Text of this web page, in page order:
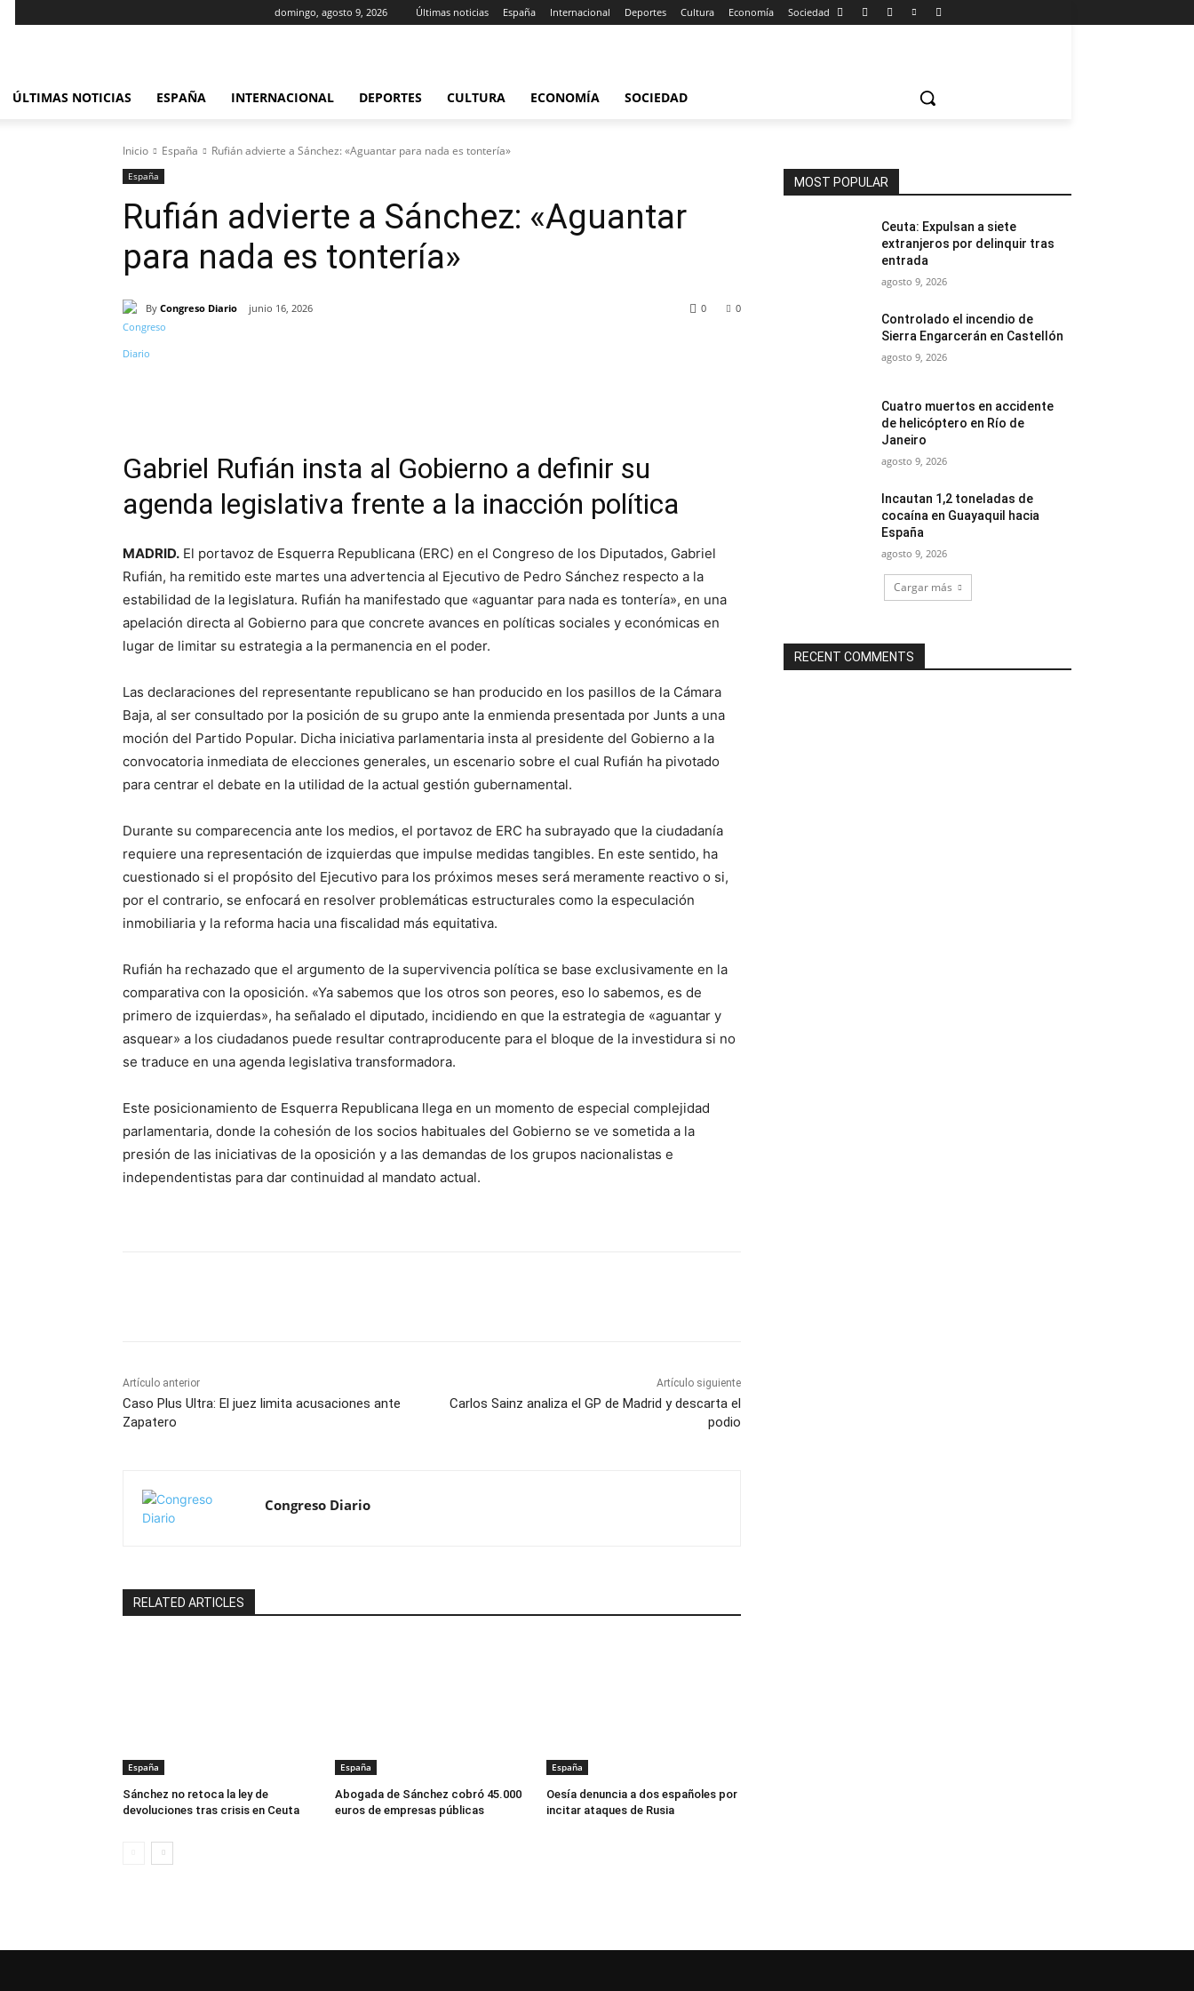
domingo, agosto 9, 2026 Últimas noticias España Internacional Deportes Cultura Economía Sociedad
ÚLTIMAS NOTICIAS ESPAÑA INTERNACIONAL DEPORTES CULTURA ECONOMÍA SOCIEDAD
Inicio España Rufián advierte a Sánchez: «Aguantar para nada es tontería»
España
Rufián advierte a Sánchez: «Aguantar
para nada es tontería»
By Congreso Diario junio 16, 2026 0
0
Gabriel Rufián insta al Gobierno a definir su
agenda legislativa frente a la inacción política
MADRID. El portavoz de Esquerra Republicana (ERC) en el Congreso de los Diputados, Gabriel
Rufián, ha remitido este martes una advertencia al Ejecutivo de Pedro Sánchez respecto a la
estabilidad de la legislatura. Rufián ha manifestado que «aguantar para nada es tontería», en una
apelación directa al Gobierno para que concrete avances en políticas sociales y económicas en
lugar de limitar su estrategia a la permanencia en el poder.
Las declaraciones del representante republicano se han producido en los pasillos de la Cámara
Baja, al ser consultado por la posición de su grupo ante la enmienda presentada por Junts a una
moción del Partido Popular. Dicha iniciativa parlamentaria insta al presidente del Gobierno a la
convocatoria inmediata de elecciones generales, un escenario sobre el cual Rufián ha pivotado
para centrar el debate en la utilidad de la actual gestión gubernamental.
Durante su comparecencia ante los medios, el portavoz de ERC ha subrayado que la ciudadanía
requiere una representación de izquierdas que impulse medidas tangibles. En este sentido, ha
cuestionado si el propósito del Ejecutivo para los próximos meses será meramente reactivo o si,
por el contrario, se enfocará en resolver problemáticas estructurales como la especulación
inmobiliaria y la reforma hacia una fiscalidad más equitativa.
Rufián ha rechazado que el argumento de la supervivencia política se base exclusivamente en la
comparativa con la oposición. «Ya sabemos que los otros son peores, eso lo sabemos, es de
primero de izquierdas», ha señalado el diputado, incidiendo en que la estrategia de «aguantar y
asquear» a los ciudadanos puede resultar contraproducente para el bloque de la investidura si no
se traduce en una agenda legislativa transformadora.
Este posicionamiento de Esquerra Republicana llega en un momento de especial complejidad
parlamentaria, donde la cohesión de los socios habituales del Gobierno se ve sometida a la
presión de las iniciativas de la oposición y a las demandas de los grupos nacionalistas e
independentistas para dar continuidad al mandato actual.
Artículo anterior
Caso Plus Ultra: El juez limita acusaciones ante
Zapatero
Artículo siguiente
Carlos Sainz analiza el GP de Madrid y descarta el
podio
Congreso Diario
RELATED ARTICLES
España
Sánchez no retoca la ley de
devoluciones tras crisis en Ceuta
España
Abogada de Sánchez cobró 45.000
euros de empresas públicas
España
Oesía denuncia a dos españoles por
incitar ataques de Rusia
MOST POPULAR
Ceuta: Expulsan a siete
extranjeros por delinquir tras
entrada
agosto 9, 2026
Controlado el incendio de
Sierra Engarcerán en Castellón
agosto 9, 2026
Cuatro muertos en accidente
de helicóptero en Río de
Janeiro
agosto 9, 2026
Incautan 1,2 toneladas de
cocaína en Guayaquil hacia
España
agosto 9, 2026
Cargar más
RECENT COMMENTS